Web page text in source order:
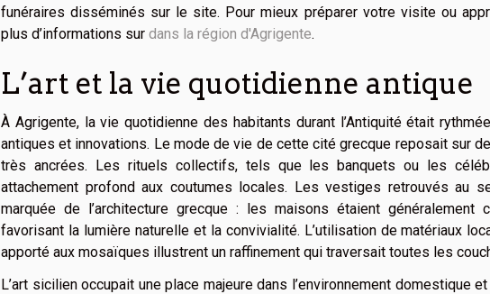
funéraires disséminés sur le site. Pour mieux préparer votre visite ou
plus d’informations sur dans la région d'Agrigente.
L’art et la vie quotidienne antique
À Agrigente, la vie quotidienne des habitants durant l’Antiquité était
antiques et innovations. Le mode de vie de cette cité grecque reposait sur
très ancrées. Les rituels collectifs, tels que les banquets ou les
attachement profond aux coutumes locales. Les vestiges retrouvés au
marquée de l’architecture grecque : les maisons étaient généralement
favorisant la lumière naturelle et la convivialité. L’utilisation de matériaux
apporté aux mosaïques illustrent un raffinement qui traversait toutes les
L’art sicilien occupait une place majeure dans l’environnement domestique